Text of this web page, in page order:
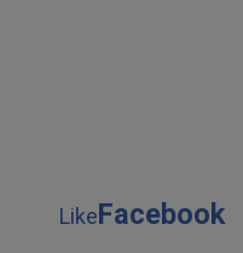
LikeFacebook